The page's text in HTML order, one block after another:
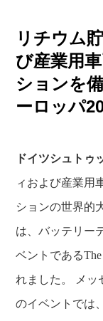
リチウム
び産業用
ションを
ーロッパ
ドイツシュトゥ
ィおよび産業用
ションの世界的
は、バッテリー
ベントである
れました。 メッ
のイベントでは